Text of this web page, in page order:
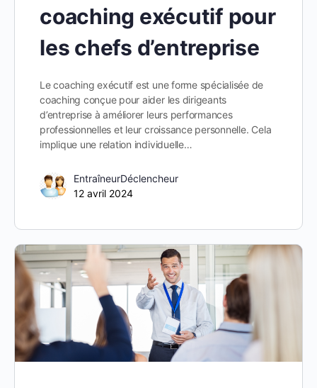
coaching exécutif pour
les chefs d’entreprise
Le coaching exécutif est une forme spécialisée de
coaching conçue pour aider les dirigeants
d’entreprise à améliorer leurs performances
professionnelles et leur croissance personnelle. Cela
implique une relation individuelle…
EntraîneurDéclencheur
12 avril 2024